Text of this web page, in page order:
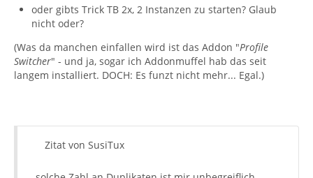
oder gibts Trick TB 2x, 2 Instanzen zu starten? Glaub
nicht oder?
(Was da manchen einfallen wird ist das Addon "Profile
Switcher" - und ja, sogar ich Addonmuffel hab das seit
langem installiert. DOCH: Es funzt nicht mehr... Egal.)
Zitat von SusiTux